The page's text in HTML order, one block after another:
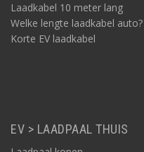
Laadkabel 10 meter lang
Welke lengte laadkabel auto?
Korte EV laadkabel
EV > LAADPAAL THUIS